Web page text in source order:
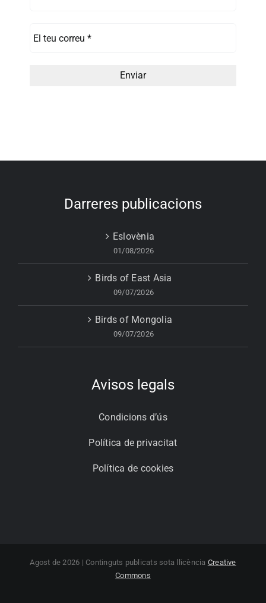
Darreres publicacions
Eslovènia
01/08/2026
Birds of East Asia
09/07/2026
Birds of Mongolia
09/07/2026
Avisos legals
Condicions d’ús
Política de privacitat
Política de cookies
Agost de 2026 | Continguts publicats sota llicència Creative
Commons